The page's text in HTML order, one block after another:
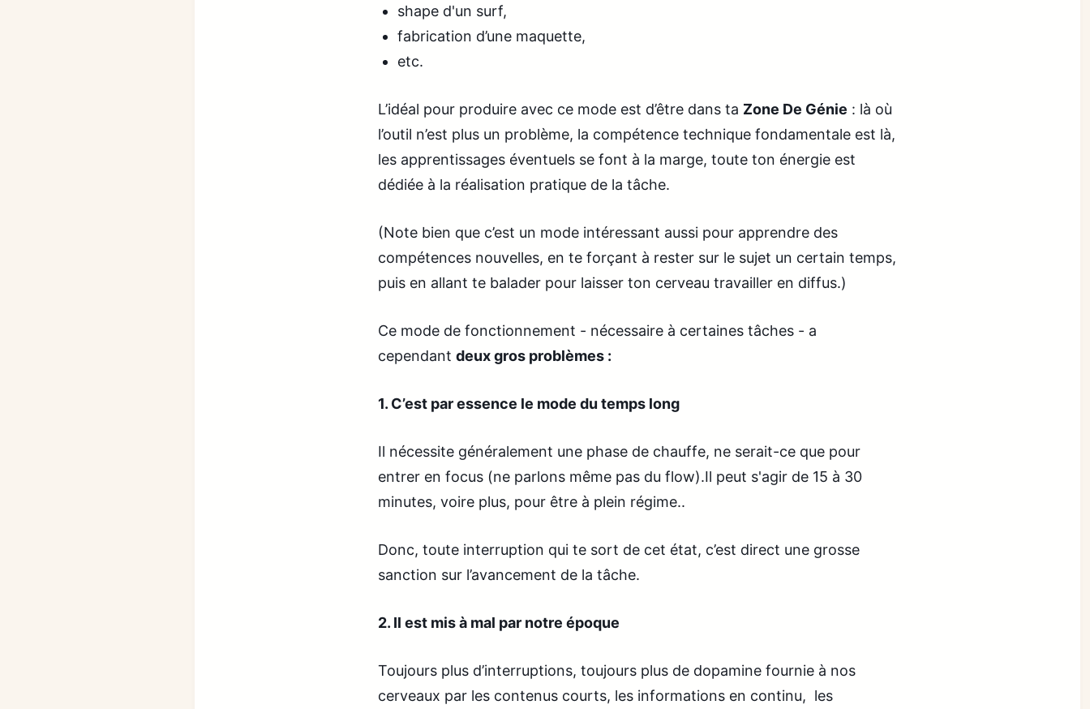
shape d'un surf,
fabrication d’une maquette,
etc.
L’idéal pour produire avec ce mode est d’être dans ta Zone De Génie : là où
l’outil n’est plus un problème, la compétence technique fondamentale est là,
les apprentissages éventuels se font à la marge, toute ton énergie est
dédiée à la réalisation pratique de la tâche.
(Note bien que c’est un mode intéressant aussi pour apprendre des
compétences nouvelles, en te forçant à rester sur le sujet un certain temps,
puis en allant te balader pour laisser ton cerveau travailler en diffus.)
Ce mode de fonctionnement - nécessaire à certaines tâches - a
cependant deux gros problèmes :
1. C’est par essence le mode du temps long
Il nécessite généralement une phase de chauffe, ne serait-ce que pour
entrer en focus (ne parlons même pas du flow).Il peut s'agir de 15 à 30
minutes, voire plus, pour être à plein régime..
Donc, toute interruption qui te sort de cet état, c’est direct une grosse
sanction sur l’avancement de la tâche.
2. Il est mis à mal par notre époque
Toujours plus d’interruptions, toujours plus de dopamine fournie à nos
cerveaux par les contenus courts, les informations en continu, les